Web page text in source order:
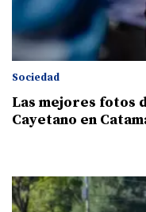
Sociedad
Las mejores fotos
Cayetano en